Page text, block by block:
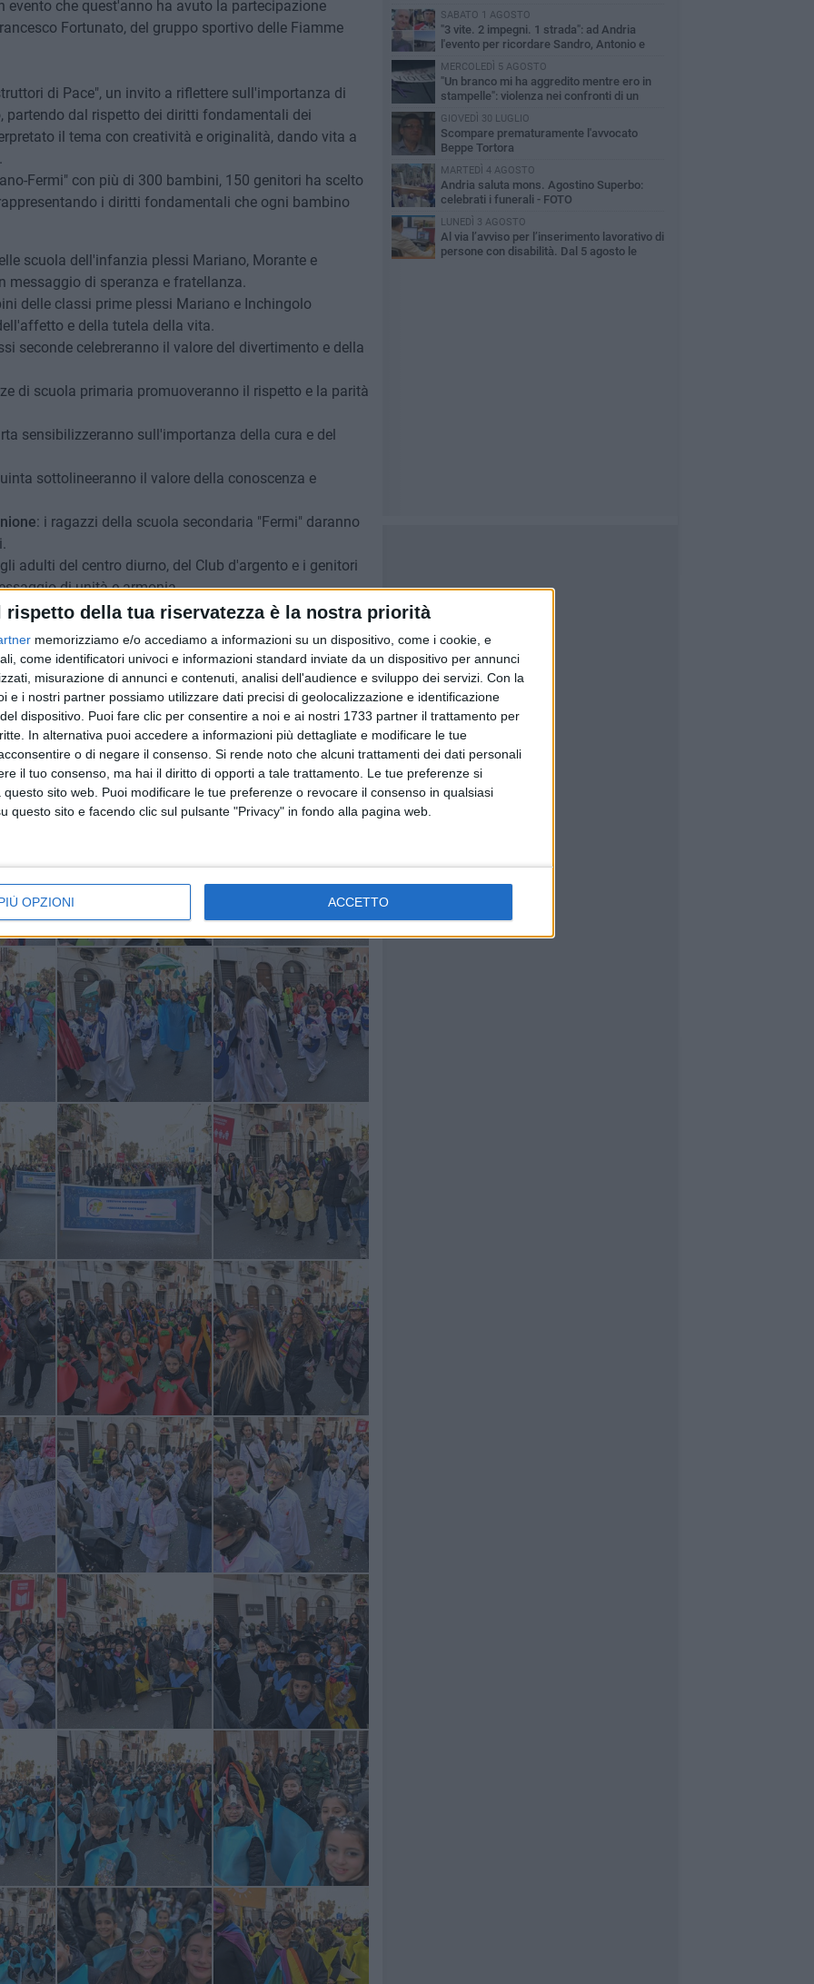
rispetto della tua riservatezza è la nostra priorità
memorizziamo e/o accediamo a informazioni su un dispositivo, come i cookie, e
come identificatori univoci e informazioni standard inviate da un dispositivo per annunci
misurazione di annunci e contenuti, analisi dell'audience e sviluppo dei servizi. Con la
e i nostri partner possiamo utilizzare dati precisi di geolocalizzazione e identificazione
dispositivo. Puoi fare clic per consentire a noi e ai nostri 1733 partner il trattamento per
In alternativa puoi accedere a informazioni più dettagliate e modificare le tue
o di negare il consenso. Si rende noto che alcuni trattamenti dei dati personali
il tuo consenso, ma hai il diritto di opporti a tale trattamento. Le tue preferenze si
sito web. Puoi modificare le tue preferenze o revocare il consenso in qualsiasi
questo sito e facendo clic sul pulsante "Privacy" in fondo alla pagina web.
OPZIONI ACCETTO
evento che quest'anno ha avuto la partecipazione
Fortunato, del gruppo sportivo delle Fiamme
di Pace", un invito a riflettere sull'importanza di
dal rispetto dei diritti fondamentali dei
il tema con creatività e originalità, dando vita a
Fermi" con più di 300 bambini, 150 genitori ha scelto
i diritti fondamentali che ogni bambino
scuola dell'infanzia plessi Mariano, Morante e
messaggio di speranza e fratellanza.
delle classi prime plessi Mariano e Inchingolo
e della tutela della vita.
seconde celebreranno il valore del divertimento e della
di scuola primaria promuoveranno il rispetto e la parità
sensibilizzeranno sull'importanza della cura e del
sottolineeranno il valore della conoscenza e
: i ragazzi della scuola secondaria "Fermi" daranno
adulti del centro diurno, del Club d'argento e i genitori
di unità e armonia.
dove con le belle foto concesseci da Gianluca
dei vari gruppi mascherati, sottolineando il
e gli adulti hanno voluto lanciare alla città.
la sfilata di quartiere con partenza e arrivo in
per maltempo.
60 FOTO
Andria
SABATO 1 AGOSTO
"3 vite. 2 impegni. 1 strada": ad Andria
l'evento per ricordare Sandro, Antonio e
Vincenzo
MERCOLEDÌ 5 AGOSTO
"Un branco mi ha aggredito mentre ero in
stampelle": violenza nei confronti di un
41enne ad Andria
GIOVEDÌ 30 LUGLIO
Scompare prematuramente l'avvocato
Beppe Tortora
MARTEDÌ 4 AGOSTO
Andria saluta mons. Agostino Superbo:
celebrati i funerali - FOTO
LUNEDÌ 3 AGOSTO
Al via l’avviso per l’inserimento lavorativo di
persone con disabilità. Dal 5 agosto le